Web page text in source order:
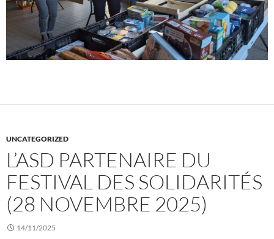
UNCATEGORIZED
L’ASD PARTENAIRE DU
FESTIVAL DES SOLIDARITÉS
(28 NOVEMBRE 2025)
14/11/2025